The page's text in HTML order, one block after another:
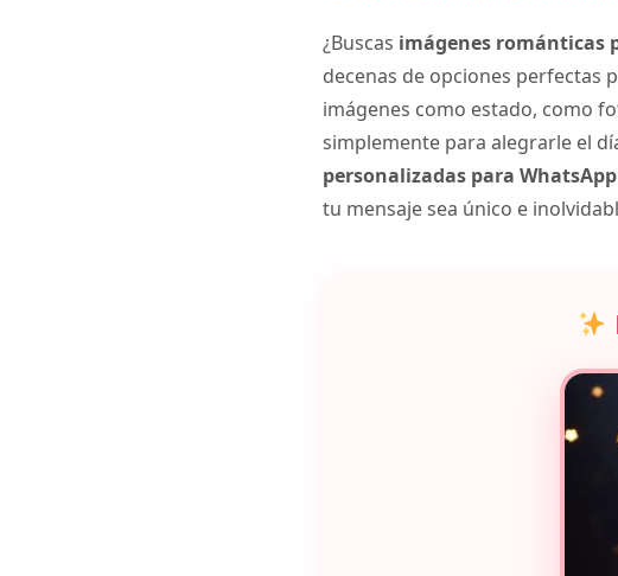
¿Buscas imágenes románticas
decenas de opciones perfectas
imágenes como estado, como
simplemente para alegrarle el
personalizadas para WhatsApp
tu mensaje sea único e